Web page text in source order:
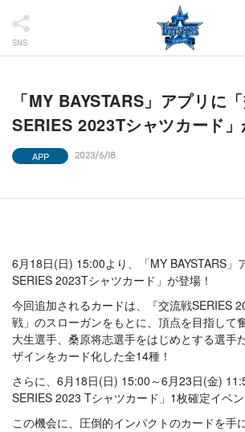
SNS
「MY BAYSTARS」アプリに
SERIES 2023Tシャツカード」
APP 2023/6/18
6月18日(日) 15:00より、「MY BAYSTARS」
SERIES 2023Tシャツカード」が登場！
今回追加されるカードは、『交流戦SERIES
戦」のスローガンをもとに、頂点を目指して
大生選手、桑原将志選手をはじめとする選手
ザインをカード化した全14種！
さらに、6月18日(日) 15:00～6月23日(金)
SERIES 2023 Tシャツカード」1枚確定イベン
この機会に、圧倒的インパクトのカードを手